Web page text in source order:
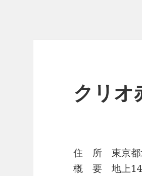
クリオ
住 所 東京都
概 要 地上14